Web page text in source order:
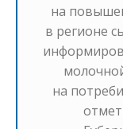
на
в регионе
на